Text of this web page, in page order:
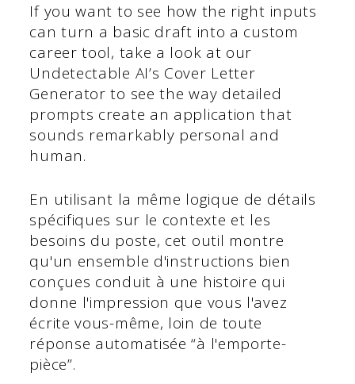
If you want to see how the right inputs
can turn a basic draft into a custom
career tool, take a look at our
Undetectable AI’s Cover Letter
Generator to see the way detailed
prompts create an application that
sounds remarkably personal and
human.
En utilisant la même logique de détails
spécifiques sur le contexte et les
besoins du poste, cet outil montre
qu'un ensemble d'instructions bien
conçues conduit à une histoire qui
donne l'impression que vous l'avez
écrite vous-même, loin de toute
réponse automatisée “à l'emporte-
pièce”.